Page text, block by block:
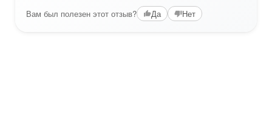
Вам был полезен этот отзыв? Да Нет